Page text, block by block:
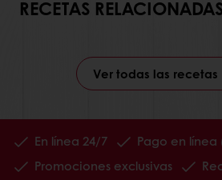
RECETAS
Ver todas las recetas
En línea 24/7
Pago en línea
Promociones exclusivas